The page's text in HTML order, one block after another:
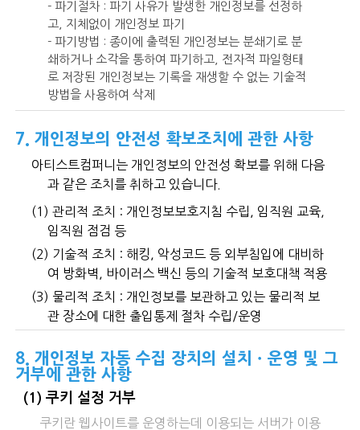
- 파기절차 : 파기 사유가 발생한 개인정보를 선정하
고, 지체없이 개인정보 파기
- 파기방법 : 종이에 출력된 개인정보는 분쇄기로 분
쇄하거나 소각을 통하여 파기하고, 전자적 파일형태
로 저장된 개인정보는 기록을 재생할 수 없는 기술적
방법을 사용하여 삭제
7. 개인정보의 안전성 확보조치에 관한 사항
아티스트컴퍼니는 개인정보의 안전성 확보를 위해 다음
과 같은 조치를 취하고 있습니다.
(1) 관리적 조치 : 개인정보보호지침 수립, 임직원 교육,
임직원 점검 등
(2) 기술적 조치 : 해킹, 악성코드 등 외부침입에 대비하
여 방화벽, 바이러스 백신 등의 기술적 보호대책 적용
(3) 물리적 조치 : 개인정보를 보관하고 있는 물리적 보
관 장소에 대한 출입통제 절차 수립/운영
8. 개인정보 자동 수집 장치의 설치ㆍ운영 및 그
거부에 관한 사항
(1) 쿠키 설정 거부
쿠키란 웹사이트를 운영하는데 이용되는 서버가 이용